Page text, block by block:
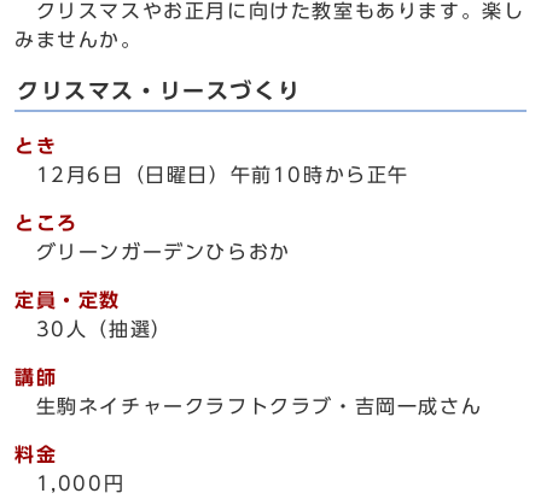
クリスマスやお正月に向けた教室もあります。楽し
みませんか。
クリスマス・リースづくり
とき
12月6日（日曜日）午前10時から正午
ところ
グリーンガーデンひらおか
定員・定数
30人（抽選）
講師
生駒ネイチャークラフトクラブ・吉岡一成さん
料金
1,000円